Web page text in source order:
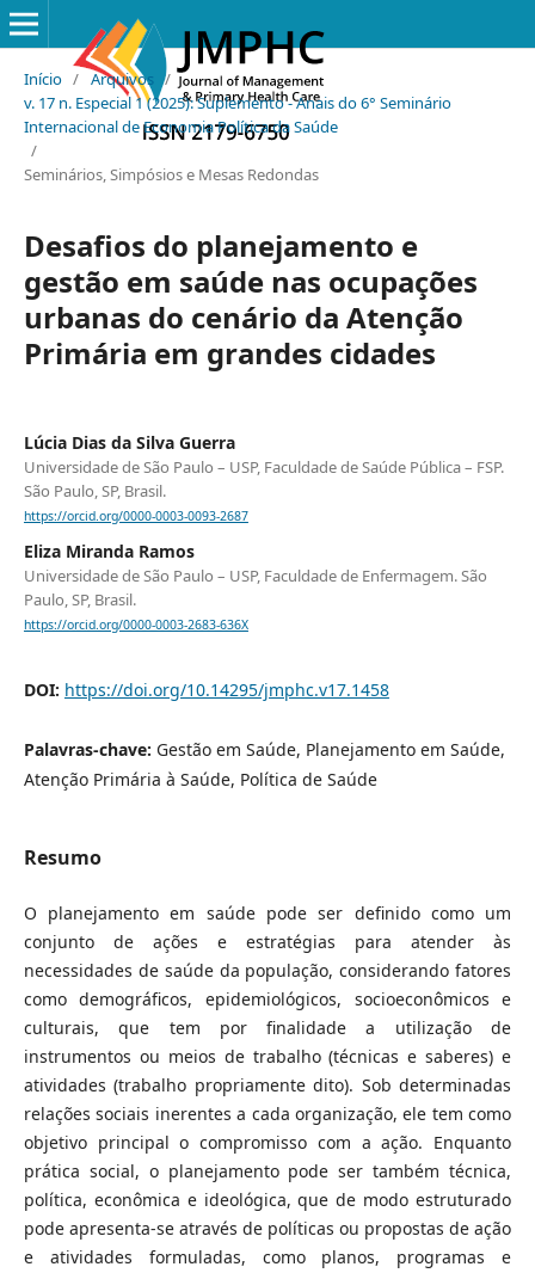
Início / Arquivos /
v. 17 n. Especial 1 (2025): Suplemento - Anais do 6° Seminário
Internacional de Economia Política da Saúde
/
Seminários, Simpósios e Mesas Redondas
Desafios do planejamento e
gestão em saúde nas ocupações
urbanas do cenário da Atenção
Primária em grandes cidades
Lúcia Dias da Silva Guerra
Universidade de São Paulo – USP, Faculdade de Saúde Pública – FSP.
São Paulo, SP, Brasil.
https://orcid.org/0000-0003-0093-2687
Eliza Miranda Ramos
Universidade de São Paulo – USP, Faculdade de Enfermagem. São
Paulo, SP, Brasil.
https://orcid.org/0000-0003-2683-636X
DOI: https://doi.org/10.14295/jmphc.v17.1458
Palavras-chave: Gestão em Saúde, Planejamento em Saúde,
Atenção Primária à Saúde, Política de Saúde
Resumo
O planejamento em saúde pode ser definido como um
conjunto de ações e estratégias para atender às
necessidades de saúde da população, considerando fatores
como demográficos, epidemiológicos, socioeconômicos e
culturais, que tem por finalidade a utilização de
instrumentos ou meios de trabalho (técnicas e saberes) e
atividades (trabalho propriamente dito). Sob determinadas
relações sociais inerentes a cada organização, ele tem como
objetivo principal o compromisso com a ação. Enquanto
prática social, o planejamento pode ser também técnica,
política, econômica e ideológica, que de modo estruturado
pode apresenta-se através de políticas ou propostas de ação
e atividades formuladas, como planos, programas e